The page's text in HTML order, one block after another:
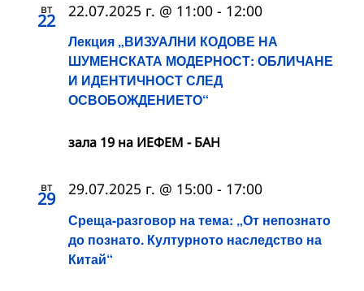
вт
22
Лекция „ВИЗУАЛНИ КОДОВЕ НА
ШУМЕНСКАТА МОДЕРНОСТ: ОБЛИЧАНЕ
И ИДЕНТИЧНОСТ СЛЕД
ОСВОБОЖДЕНИЕТО“
22.07.2025 г. @ 11:00 - 12:00
зала 19 на ИЕФЕМ - БАН
вт
29
Среща-разговор на тема: „От непознато
до познато. Културното наследство на
Китай“
29.07.2025 г. @ 15:00 - 17:00